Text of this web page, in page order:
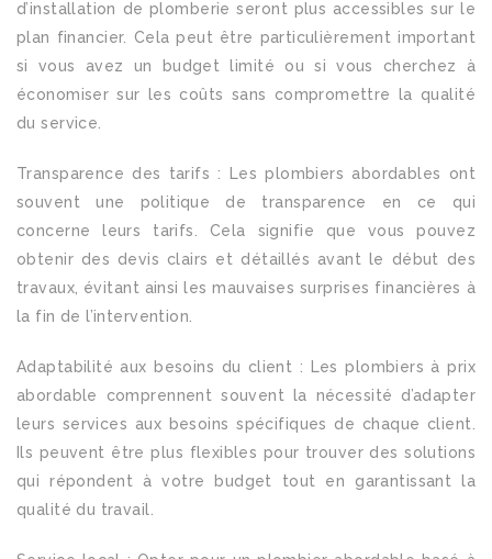
d’installation de plomberie seront plus accessibles sur le
plan financier. Cela peut être particulièrement important
si vous avez un budget limité ou si vous cherchez à
économiser sur les coûts sans compromettre la qualité
du service.
Transparence des tarifs : Les plombiers abordables ont
souvent une politique de transparence en ce qui
concerne leurs tarifs. Cela signifie que vous pouvez
obtenir des devis clairs et détaillés avant le début des
travaux, évitant ainsi les mauvaises surprises financières à
la fin de l’intervention.
Adaptabilité aux besoins du client : Les plombiers à prix
abordable comprennent souvent la nécessité d’adapter
leurs services aux besoins spécifiques de chaque client.
Ils peuvent être plus flexibles pour trouver des solutions
qui répondent à votre budget tout en garantissant la
qualité du travail.